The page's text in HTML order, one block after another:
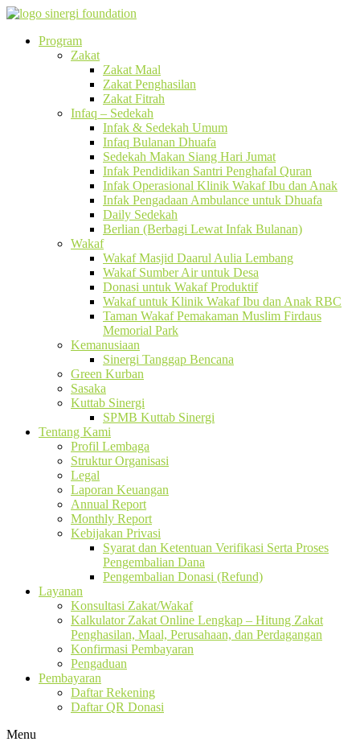
Program
Zakat
Zakat Maal
Zakat Penghasilan
Zakat Fitrah
Infaq – Sedekah
Infak & Sedekah Umum
Infaq Bulanan Dhuafa
Sedekah Makan Siang Hari Jumat
Infak Pendidikan Santri Penghafal Quran
Infak Operasional Klinik Wakaf Ibu dan Anak
Infak Pengadaan Ambulance untuk Dhuafa
Daily Sedekah
Berlian (Berbagi Lewat Infak Bulanan)
Wakaf
Wakaf Masjid Daarul Aulia Lembang
Wakaf Sumber Air untuk Desa
Donasi untuk Wakaf Produktif
Wakaf untuk Klinik Wakaf Ibu dan Anak RBC
Taman Wakaf Pemakaman Muslim Firdaus
Memorial Park
Kemanusiaan
Sinergi Tanggap Bencana
Green Kurban
Sasaka
Kuttab Sinergi
SPMB Kuttab Sinergi
Tentang Kami
Profil Lembaga
Struktur Organisasi
Legal
Laporan Keuangan
Annual Report
Monthly Report
Kebijakan Privasi
Syarat dan Ketentuan Verifikasi Serta Proses
Pengembalian Dana
Pengembalian Donasi (Refund)
Layanan
Konsultasi Zakat/Wakaf
Kalkulator Zakat Online Lengkap – Hitung Zakat
Penghasilan, Maal, Perusahaan, dan Perdagangan
Konfirmasi Pembayaran
Pengaduan
Pembayaran
Daftar Rekening
Daftar QR Donasi
Menu